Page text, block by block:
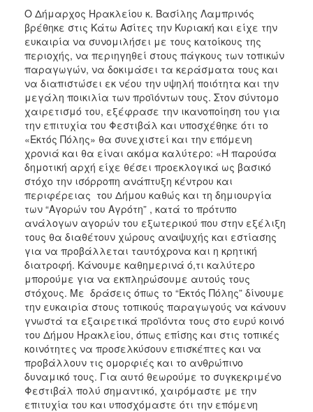
Ο Δήμαρχος Ηρακλείου κ. Βασίλης Λαμπρινός
βρέθηκε στις Κάτω Ασίτες την Κυριακή και είχε την
ευκαιρία να συνομιλήσει με τους κατοίκους της
περιοχής, να περιηγηθεί στους πάγκους των τοπικών
παραγωγών, να δοκιμάσει τα κεράσματα τους και
να διαπιστώσει εκ νέου την υψηλή ποιότητα και την
μεγάλη ποικιλία των προϊόντων τους. Στον σύντομο
χαιρετισμό του, εξέφρασε την ικανοποίηση του για
την επιτυχία του Φεστιβάλ και υποσχέθηκε ότι το
«Εκτός Πόλης» θα συνεχιστεί και την επόμενη
χρονιά και θα είναι ακόμα καλύτερο: «Η παρούσα
δημοτική αρχή είχε θέσει προεκλογικά ως βασικό
στόχο την ισόρροπη ανάπτυξη κέντρου και
περιφέρειας του Δήμου καθώς και τη δημιουργία
των “Αγορών του Αγρότη” , κατά το πρότυπο
ανάλογων αγορών του εξωτερικού που στην εξέλιξη
τους θα διαθέτουν χώρους αναψυχής και εστίασης
για να προβάλλεται ταυτόχρονα και η κρητική
διατροφή. Κάνουμε καθημερινά ό,τι καλύτερο
μπορούμε για να εκπληρώσουμε αυτούς τους
στόχους. Με δράσεις όπως το “Εκτός Πόλης” δίνουμε
την ευκαιρία στους τοπικούς παραγωγούς να κάνουν
γνωστά τα εξαιρετικά προϊόντα τους στο ευρύ κοινό
του Δήμου Ηρακλείου, όπως επίσης και στις τοπικές
κοινότητες να προσελκύσουν επισκέπτες και να
προβάλλουν τις ομορφιές και το ανθρώπινο
δυναμικό τους. Για αυτό θεωρούμε το συγκεκριμένο
Φεστιβάλ πολύ σημαντικό, χαιρόμαστε με την
επιτυχία του και υποσχόμαστε ότι την επόμενη